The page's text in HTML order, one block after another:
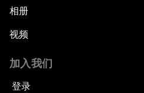
相册
视频
加入我们
登录